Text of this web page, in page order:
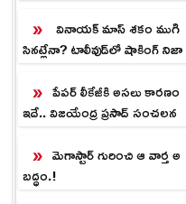
వినాయక్ మాస్ శకం ముగి
సినట్లేనా? టాలీవుడ్‌లో షాకింగ్ నిజా
పేపర్ లీకేజీకి అసలు కారణం
ఇదే.. విజయేంద్ర ప్రసాద్ సంచలన
మెగాస్టార్ గురించి ఆ వార్త అ
బద్ధం.!